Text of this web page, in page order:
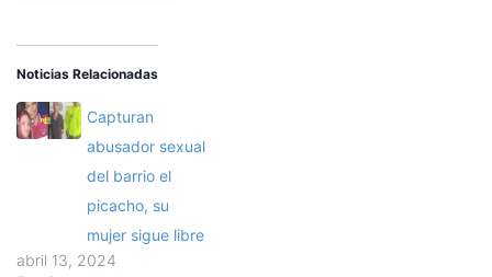
Noticias Relacionadas
Capturan
abusador sexual
del barrio el
picacho, su
mujer sigue libre
abril 13, 2024